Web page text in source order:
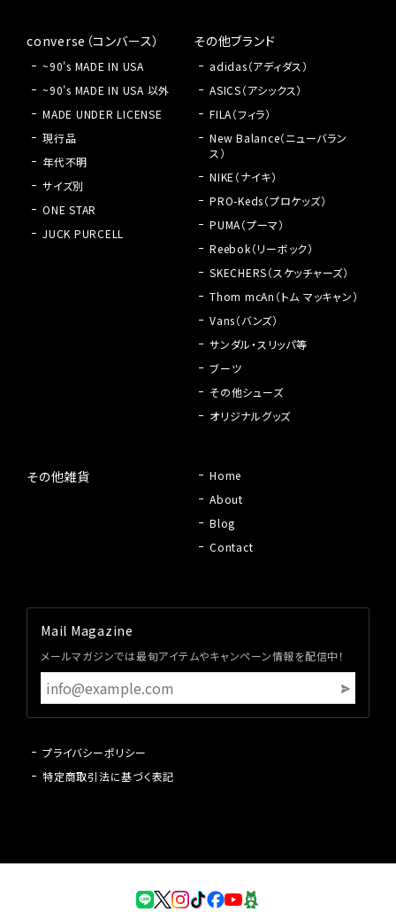
converse（コンバース）
~90's MADE IN USA
~90's MADE IN USA 以外
MADE UNDER LICENSE
現行品
年代不明
サイズ別
ONE STAR
JUCK PURCELL
その他ブランド
adidas（アディダス）
ASICS（アシックス）
FILA（フィラ）
New Balance（ニューバラン
ス）
NIKE（ナイキ）
PRO-Keds（プロケッズ）
PUMA（プーマ）
Reebok（リーボック）
SKECHERS（スケッチャーズ）
Thom mcAn（トム マッキャン）
Vans（バンズ）
サンダル・スリッパ等
ブーツ
その他シューズ
オリジナルグッズ
その他雑貨
Home
About
Blog
Contact
Mail Magazine
メールマガジンでは最旬アイテムやキャンペーン情報を配信中！
プライバシーポリシー
特定商取引法に基づく表記